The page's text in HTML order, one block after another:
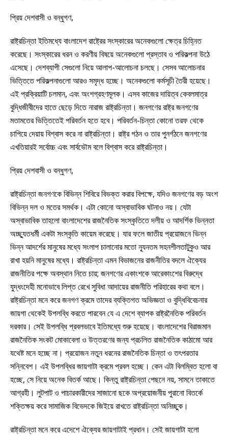
প্রিয় দেশবাসী ও বন্ধুগণ,
রাষ্ট্রচিন্তা ইতিমধ্যে বাংলাদেশ রাষ্ট্রের সংস্কারের অনেকগুলো ক্ষেত্র চিহ্নিত
করেছে। সংস্কারের ধরন ও করণীয় বিষয়ে অনেকগুলো প্রস্তাব ও পরিকল্পনা উঠে
এসেছে। দেশব্যাপী সেগুলো নিয়ে আলাপ-আলোচনা চলছে। সেসব আলোচনার
ভিত্তিতে পরিকল্পনাগুলো আরও সমৃদ্ধ হচ্ছে। অনেকগুলো কর্মসূচী তৈরী হয়েছে।
এই প্রক্রিয়াটি চলমান, এবং অংশগ্রহণমূলক। এসব কাজের দায়িত্ব কেবলমাত্র
বুদ্ধিজীবীদের হাতে ছেড়ে দিতে নারাজ রাষ্ট্রচিন্তা। জনগণের রাষ্ট্র জনগণের
মতামতের ভিত্তিতেই পরিবর্তন হতে হবে। পরিবর্তন-চিন্তা কোনো তরফ থেকে
চাপিয়ে দেয়ায় বিশ্বাস করে না রাষ্ট্রচিন্তা। রাষ্ট্র গঠন ও তার পুনর্গঠনে জনগণের
এখতিয়ারই সর্বোচ্চ এবং সার্বভৌম বলে বিশ্বাস করে রাষ্ট্রচিন্তা।
প্রিয় দেশবাসী ও বন্ধুগণ,
রাষ্ট্রচিন্তা জনগণকে বিভিন্ন শিবিরে বিভক্ত করার বিপক্ষে, যদিও জনগণের বড় অংশ
বিভিন্ন দল ও মতের সমর্থক। এটা কোনো অস্বাভাবিক ঘটনাও নয়। যেটা
অস্বাভাবিক তাহলো বাংলাদেশের রাজনৈতিক সংস্কৃতিতে দলীয় ও আদর্শিক ভিন্নতা
অচ্ছ্যুতধর্মী একটা সংস্কৃতি কায়েম করেছে। যার ফলে জাতীয় প্রয়োজনে ভিন্ন
ভিন্ন আদর্শের মানুষের মধ্যে সংলাপ চালানোর মতো ন্যূনতম সহনশীলতাটুকুও আর
রাখা হয়নি মানুষের মধ্যে। রাষ্ট্রচিন্তা এমন বিভাজনের রাজনীতির বদলে ঐক্যের
রাজনীতির পক্ষে অবস্থান নিতে চায়; জনগণের একাংশকে আরেকাংশের বিরুদ্ধে
যুদ্ধংদেহী মনোভাবে লিপ্ত রেখে সুবিধা আদায়ের রাজনীতি পরিহারের কথা বলে।
রাষ্ট্রচিন্তা মনে করে জনগণ ক্রমে তাদের ব্যক্তিগত অভিজ্ঞতা ও বুদ্ধিবিবেচনার
জায়গা থেকেই উপলব্ধি করতে পারবেন যে এ দেশে ব্যাপক রাষ্ট্রনৈতিক পরিবর্তন
দরকার। সেই উপলব্ধি প্রবলভাবে ইতিমধ্যে শুরু হয়েছে। বাংলাদেশের বিরাজমান
রাজনৈতিক সংকট মোকাবেলা ও উত্তরণের জন্য প্রচলিত রাজনৈতিক কাঠামো আর
যথেষ্ট মনে হচ্ছে না। প্রয়োজন নতুন ধরনের রাজনৈতিক চিন্তা ও তৎপরতার
সন্নিবেশ। এই উপলব্ধির জায়গাটা ক্রমে প্রবল হচ্ছে। কেন এটা বিলম্বিত হলো বা
হচ্ছে, সে নিয়ে অনেক বিতর্ক আছে। কিন্তু রাষ্ট্রচিন্তা পেছনে নয়, সামনে তাকাতে
আগ্রহী। লুটপাট ও পাচারকারীদের সাজানো ছকে অপ্রয়োজনীয় পুরানো বিতর্কে
শক্তিক্ষয় করে সামাজিক বিভেদকে জিইয়ে রাখতে রাষ্ট্রচিন্তা অনিচ্ছুক।
রাষ্ট্রচিন্তা মনে করে এদেশে ঐক্যের জায়গাটাই প্রধান। সেই জায়গাটা হলো